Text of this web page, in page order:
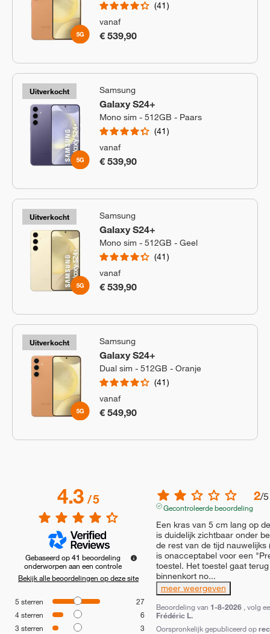
41
vanaf
€ 539,90
Uitverkocht Samsung
Galaxy S24+
Mono sim - 512GB - Paars
41
vanaf
€ 539,90
Uitverkocht Samsung
Galaxy S24+
Mono sim - 512GB - Geel
41
vanaf
€ 539,90
Uitverkocht Samsung
Galaxy S24+
Dual sim - 512GB - Oranje
41
vanaf
€ 549,90
4.3/5
Gebaseerd op41 beoordeling
onderworpen aan een controle
Bekijk alle beoordelingen op deze site
5 sterren
27
4sterren
6
3 sterren
3
2/5
Gecontroleerde beoordeling
Een kras van 5 cm lang op
is duidelijk zichtbaar onder
de rest van de tijd
is onacceptabel voor een
toestel. Het toestel gaat
binnenkort no...
meer weergeven
Beoordeling van 1-8-2026 , volg
Frédéric L.
Oorspronkelijk gepubliceerd op